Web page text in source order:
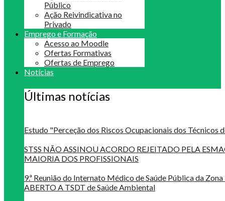
Público
Ação Reivindicativa no
Privado
Emprego e Formação
Acesso ao Moodle
Ofertas Formativas
Ofertas de Emprego
Notícias
Últimas notícias
Estudo "Perceção dos Riscos Ocupacionais dos Técnicos
STSS NÃO ASSINOU ACORDO REJEITADO PELA
MAIORIA DOS PROFISSIONAIS
9.ª Reunião do Internato Médico de Saúde Pública da
ABERTO A TSDT de Saúde Ambiental